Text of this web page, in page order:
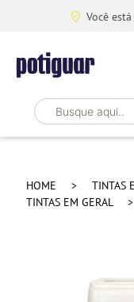
Você
HOME
TINTAS
TINTAS EM GERAL